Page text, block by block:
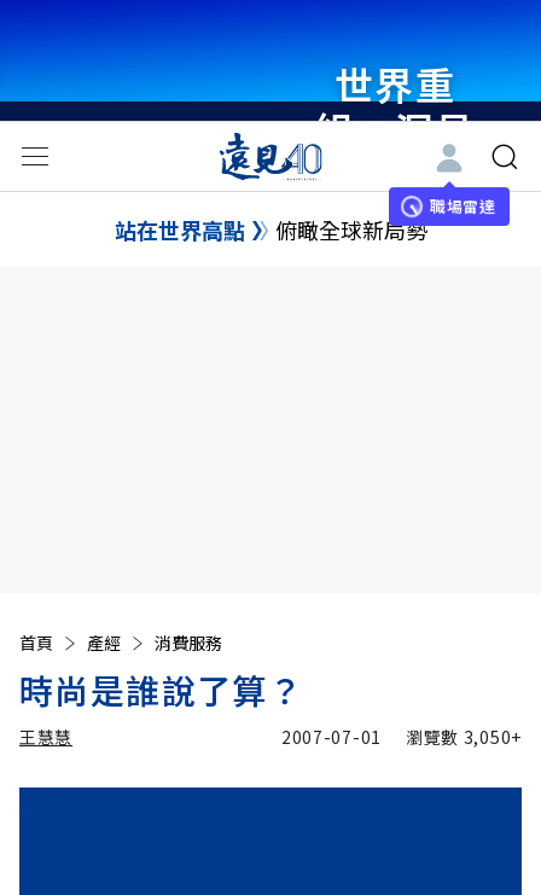
世界重
組・洞見
未來 與
世界領袖
職場雷達
站在世界高點 俯瞰全球新局勢
首頁 產經 消費服務
時尚是誰說了算？
王慧慧 2007-07-01 瀏覽數 3,050+